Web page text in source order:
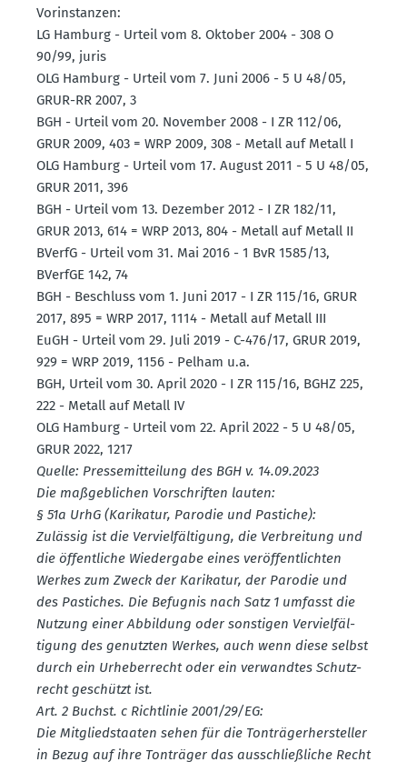
Vorin­stanzen:
LG Hamburg - Urteil vom 8. Oktober 2004 - 308 O
90/99, juris
OLG Hamburg - Urteil vom 7. Juni 2006 - 5 U 48/05,
GRUR-RR 2007, 3
BGH - Urteil vom 20. November 2008 - I ZR 112/06,
GRUR 2009, 403 = WRP 2009, 308 - Metall auf Metall I
OLG Hamburg - Urteil vom 17. August 2011 - 5 U 48/05,
GRUR 2011, 396
BGH - Urteil vom 13. Dezember 2012 - I ZR 182/11,
GRUR 2013, 614 = WRP 2013, 804 - Metall auf Metall II
BVerfG - Urteil vom 31. Mai 2016 - 1 BvR 1585/13,
BVerfGE 142, 74
BGH - Beschluss vom 1. Juni 2017 - I ZR 115/16, GRUR
2017, 895 = WRP 2017, 1114 - Metall auf Metall III
EuGH - Urteil vom 29. Juli 2019 - C-476/17, GRUR 2019,
929 = WRP 2019, 1156 - Pelham u.a.
BGH, Urteil vom 30. April 2020 - I ZR 115/16, BGHZ 225,
222 - Metall auf Metall IV
OLG Hamburg - Urteil vom 22. April 2022 - 5 U 48/05,
GRUR 2022, 1217
Quelle: Presse­mit­teilung des BGH v. 14.09.2023
Die maßgeb­lichen Vorschriften lauten:
§ 51a UrhG (Karikatur, Parodie und Pastiche):
Zulässig ist die Verviel­fäl­tigung, die Verbreitung und
die öffent­liche Wiedergabe eines veröf­fent­lichten
Werkes zum Zweck der Karikatur, der Parodie und
des Pastiches. Die Befugnis nach Satz 1 umfasst die
Nutzung einer Abbildung oder sonstigen Verviel­fäl­
tigung des genutzten Werkes, auch wenn diese selbst
durch ein Urheber­recht oder ein verwandtes Schutz­
recht geschützt ist.
Art. 2 Buchst. c Richt­linie 2001/29/EG:
Die Mitglied­staaten sehen für die Tonträ­ger­her­steller
in Bezug auf ihre Tonträger das ausschlie­ß­liche Recht